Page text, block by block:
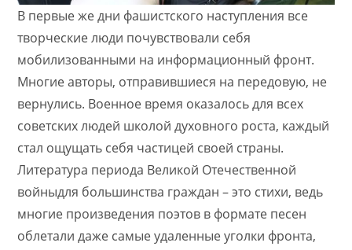
В первые же дни фашистского наступления все
творческие люди почувствовали себя
мобилизованными на информационный фронт.
Многие авторы, отправившиеся на передовую, не
вернулись. Военное время оказалось для всех
советских людей школой духовного роста, каждый
стал ощущать себя частицей своей страны.
Литература периода Великой Отечественной
войныдля большинства граждан – это стихи, ведь
многие произведения поэтов в формате песен
облетали даже самые удаленные уголки фронта,